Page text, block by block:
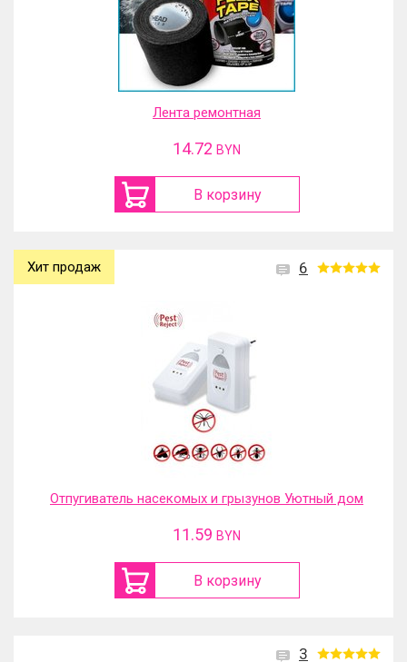
Лента ремонтная
14.72 BYN
В корзину
6
Хит продаж
Отпугиватель насекомых и грызунов Уютный дом
11.59 BYN
В корзину
3